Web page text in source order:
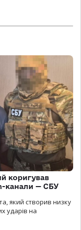
коригував
канали — СБУ
який створив низку
ударів на